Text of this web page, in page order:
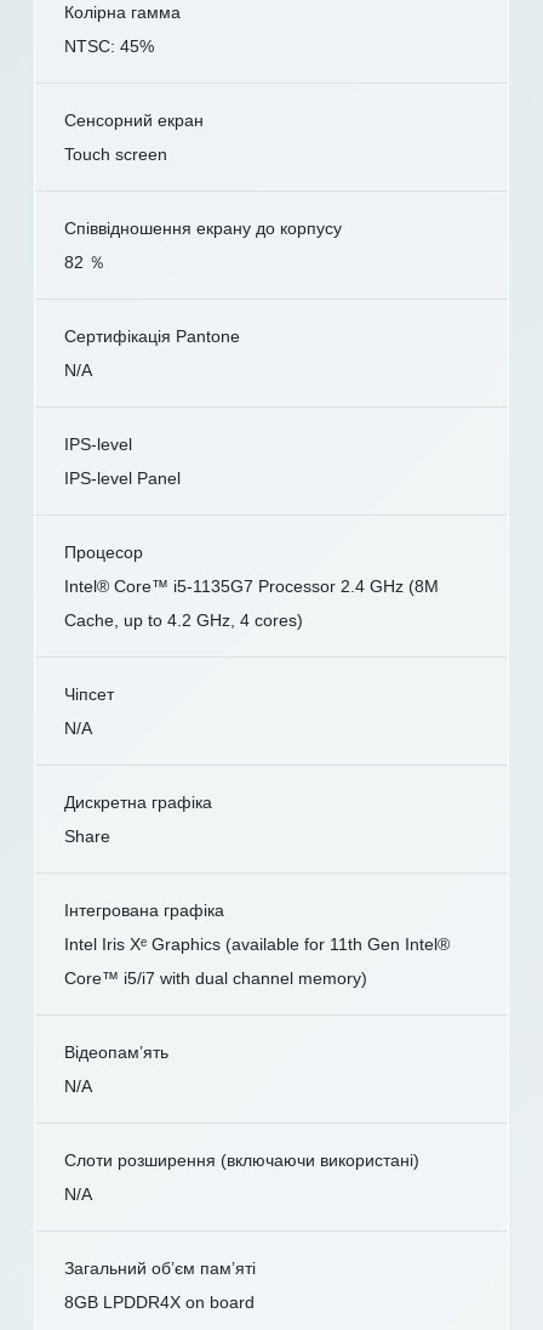
Колірна гамма
NTSC: 45%
Сенсорний екран
Touch screen
Співвідношення екрану до корпусу
82 ％
Сертифікація Pantone
N/A
IPS-level
IPS-level Panel
Процесор
Intel® Core™ i5-1135G7 Processor 2.4 GHz (8M
Cache, up to 4.2 GHz, 4 cores)
Чіпсет
N/A
Дискретна графіка
Share
Інтегрована графіка
Intel Iris Xᵉ Graphics (available for 11th Gen Intel®
Core™ i5/i7 with dual channel memory)
Відеопам’ять
N/A
Слоти розширення (включаючи використані)
N/A
Загальний об’єм пам’яті
8GB LPDDR4X on board